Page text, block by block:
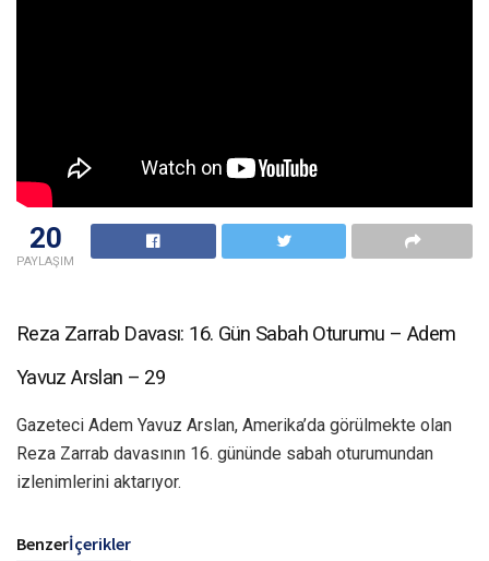
20
PAYLAŞIM
Reza Zarrab Davası: 16. Gün Sabah Oturumu – Adem
Yavuz Arslan – 29
Gazeteci Adem Yavuz Arslan, Amerika’da görülmekte olan
Reza Zarrab davasının 16. gününde sabah oturumundan
izlenimlerini aktarıyor.
Benzerİçerikler